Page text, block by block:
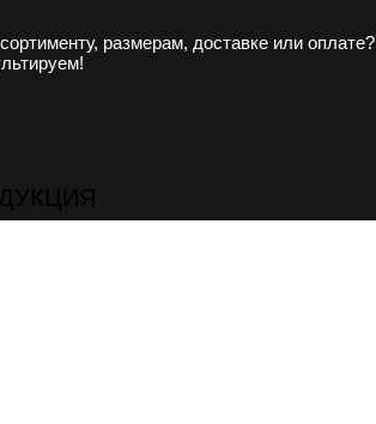
размерам, доставке или оплате?